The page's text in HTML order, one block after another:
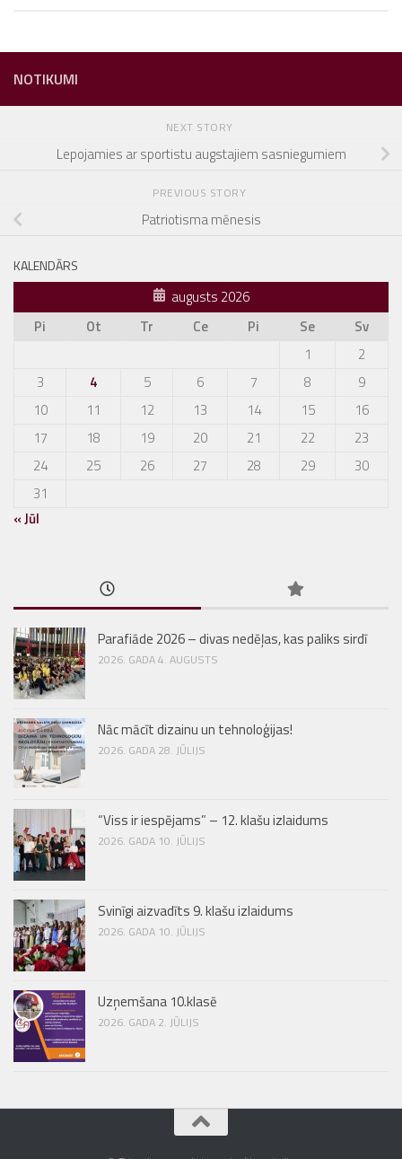
NOTIKUMI
NEXT STORY
Lepojamies ar sportistu augstajiem sasniegumiem
PREVIOUS STORY
Patriotisma mēnesis
KALENDĀRS
augusts 2026
Pi
Ot Tr Ce Pi Se
Sv
1
2
3
4 5 6 7 8
9
10
11 12 13 14 15
16
17
18 19 20 21 22
23
24
25 26 27 28 29
30
31
« Jūl
Parafiāde 2026 – divas nedēļas, kas paliks sirdī
2026. GADA 4. AUGUSTS
Nāc mācīt dizainu un tehnoloģijas!
2026. GADA 28. JŪLIJS
“Viss ir iespējams” – 12. klašu izlaidums
2026. GADA 10. JŪLIJS
Svinīgi aizvadīts 9. klašu izlaidums
2026. GADA 10. JŪLIJS
Uzņemšana 10.klasē
2026. GADA 2. JŪLIJS